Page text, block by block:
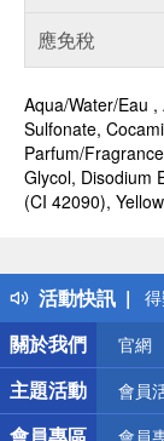
應免稅
Aqua/Water/Eau
Sulfonate,
Parfum/
Glycol, Disodium
(CI 42090),
活動快訊
關於我們
官網
主題活動 會員
會員